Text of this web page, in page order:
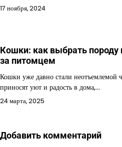
17 ноября, 2024
Кошки: как выбрать породу
за питомцем
Кошки уже давно стали
приносят уют и радость в дома,…
24 марта, 2025
Добавить комментарий